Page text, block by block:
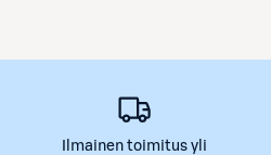
Ilmainen toimitus yli